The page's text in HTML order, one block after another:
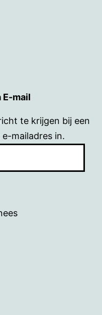
E-mail
te krijgen bij een
mailadres in.